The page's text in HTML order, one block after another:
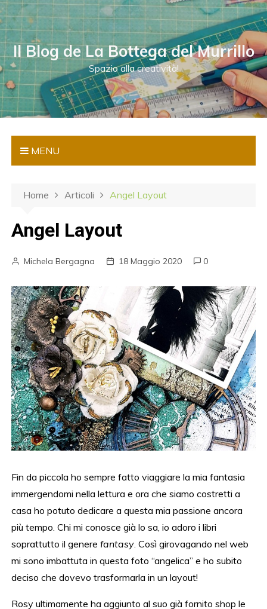
S
a
a
a
l
c
Il Blog de La Bottega del Murrillo
Spazio alla creatività!
MENU
Home Articoli Angel Layout
Angel Layout
Michela Bergagna 18 Maggio 2020 0
Fin da piccola ho sempre fatto viaggiare la mia fantasia
immergendomi nella lettura e ora che siamo costretti a
casa ho potuto dedicare a questa mia passione ancora
più tempo. Chi mi conosce già lo sa, io adoro i libri
soprattutto il generefantasy . Così girovagando nel web
mi sono imbattuta in questa foto “angelica” e ho subito
deciso che dovevo trasformarla in un layout!
Rosy ultimamente ha aggiunto al suo già fornito shop le